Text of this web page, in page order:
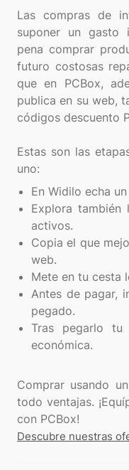
Las compras de
suponer un gasto
pena comprar
futuro costosas
que en PCBox,
publica en su web,
códigos descuento
Estas son las
En Widilo echa
Explora también
activos.
Copia el que
web.
Mete en tu cesta
Antes de pagar,
pegado.
Tras pegarlo
económica.
Comprar usando
todo ventajas.
Descubre nuestras